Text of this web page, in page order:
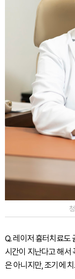
Q. 레이저 흉터치료도
시간이 지난다고 해서
은 아니지만, 조기에